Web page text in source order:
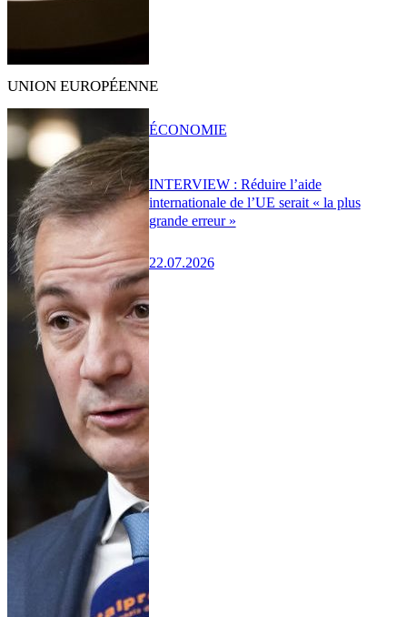
UNION EUROPÉENNE
INTERVIEW : Réduire l’aide
internationale de l’UE serait « la plus
grande erreur »
22.07.2026
ÉCONOMIE